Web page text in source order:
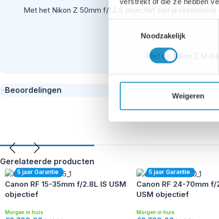
Noodzakelijk
Weigeren
Met het Nikon Z 50mm f/1.2 S objectief stel je
Met de Nikon Z 14-
Gebruik de Nikon Z 14-24mm f/2.8 S lens zonder
Het objectief heeft een uitermate duurzame constructie.
Beoordelingen
Gerelateerde producten
5 jaar Garantie
Canon RF 15-35mm f/2.8L IS USM
objectief
5 jaar Garantie
Canon RF 24-70mm f/
USM objectief